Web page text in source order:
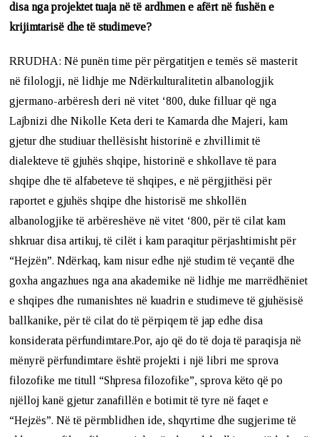
disa nga projektet tuaja në të ardhmen e afërt në fushën e
krijimtarisë dhe të studimeve?
RRUDHA: Në punën time për përgatitjen e temës së masterit
në filologji, në lidhje me Ndërkulturalitetin albanologjik
gjermano-arbëresh deri në vitet ‘800, duke filluar që nga
Lajbnizi dhe Nikolle Keta deri te Kamarda dhe Majeri, kam
gjetur dhe studiuar thellësisht historinë e zhvillimit të
dialekteve të gjuhës shqipe, historinë e shkollave të para
shqipe dhe të alfabeteve të shqipes, e në përgjithësi për
raportet e gjuhës shqipe dhe historisë me shkollën
albanologjike të arbëreshëve në vitet ‘800, për të cilat kam
shkruar disa artikuj, të cilët i kam paraqitur përjashtimisht për
“Hejzën”. Ndërkaq, kam nisur edhe një studim të veçantë dhe
goxha angazhues nga ana akademike në lidhje me marrëdhëniet
e shqipes dhe rumanishtes në kuadrin e studimeve të gjuhësisë
ballkanike, për të cilat do të përpiqem të jap edhe disa
konsiderata përfundimtare.Por, ajo që do të doja të paraqisja në
mënyrë përfundimtare është projekti i një libri me sprova
filozofike me titull “Shpresa filozofike”, sprova këto që po
njëlloj kanë gjetur zanafillën e botimit të tyre në faqet e
“Hejzës”. Në të përmblidhen ide, shqyrtime dhe sugjerime të